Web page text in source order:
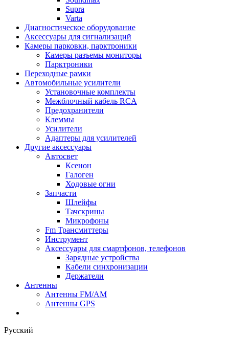
Supra
Varta
Диагностическое оборудование
Аксессуары для сигнализаций
Камеры парковки, парктроники
Камеры разъемы мониторы
Парктроники
Переходные рамки
Автомобильные усилители
Установочные комплекты
Межблочный кабель RCA
Предохранители
Клеммы
Усилители
Адаптеры для усилителей
Другие аксессуары
Автосвет
Ксенон
Галоген
Ходовые огни
Запчасти
Шлейфы
Тачскрины
Микрофоны
Fm Трансмиттеры
Инструмент
Аксессуары для смартфонов, телефонов
Зарядные устройства
Кабели синхронизации
Держатели
Антенны
Антенны FM/AM
Антенны GPS
Русский